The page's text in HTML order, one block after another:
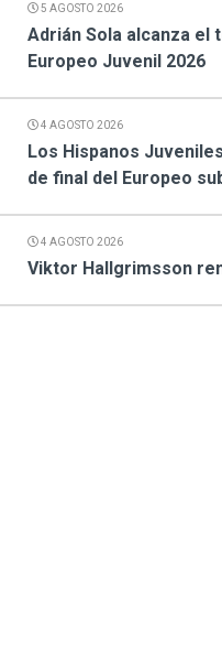
5 AGOSTO 2026
Adrián Sola alcanza el
Europeo Juvenil 2026
4 AGOSTO 2026
Los Hispanos
de final del Europeo
4 AGOSTO 2026
Viktor Hallgrimsson